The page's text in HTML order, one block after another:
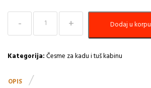
Baterija
samostojeće
Pallas
Eckle
količina
Dodaj u korpu
Kategorija:Česme za kadu i tuš kabinu
OPIS